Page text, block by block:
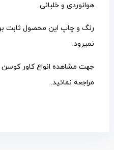
هوانوردی و خلبانی.
رنگ و چاپ این محصول ثابت
نمیرود.
جهت مشاهده انواع کاور
مراجعه نمائید.